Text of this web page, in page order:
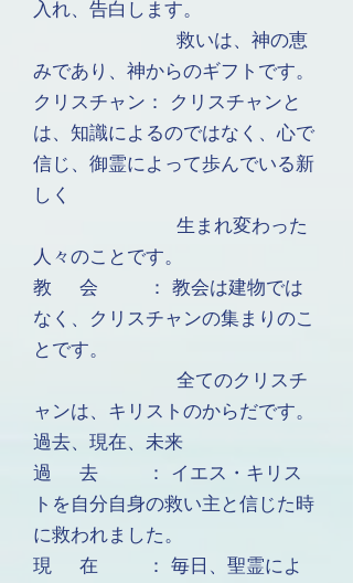
入れ、告白します。
救いは、神の恵
みであり、神からのギフトです。
クリスチャン： クリスチャンと
は、知識によるのではなく、心で
信じ、御霊によって歩んでいる新
しく
生まれ変わった
人々のことです。
教 会 ： 教会は建物では
なく、クリスチャンの集まりのこ
とです。
全てのクリスチ
ャンは、キリストのからだです。
過去、現在、未来
過 去 ： イエス・キリス
トを自分自身の救い主と信じた時
に救われました。
現 在 ： 毎日、聖霊によ